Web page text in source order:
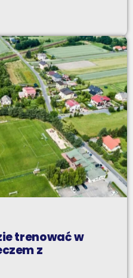
trenować w
z